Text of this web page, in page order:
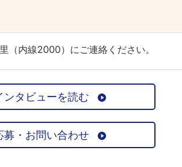
内線2000）にご連絡ください。
ンタビューを読む
募・お問い合わせ